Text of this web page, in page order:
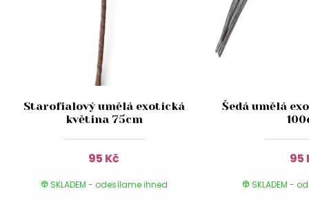
Starofialový umělá exotická
květina 75cm
95 Kč
SKLADEM - odesílame ihned
Šedá umělá
95
SKLADEM -